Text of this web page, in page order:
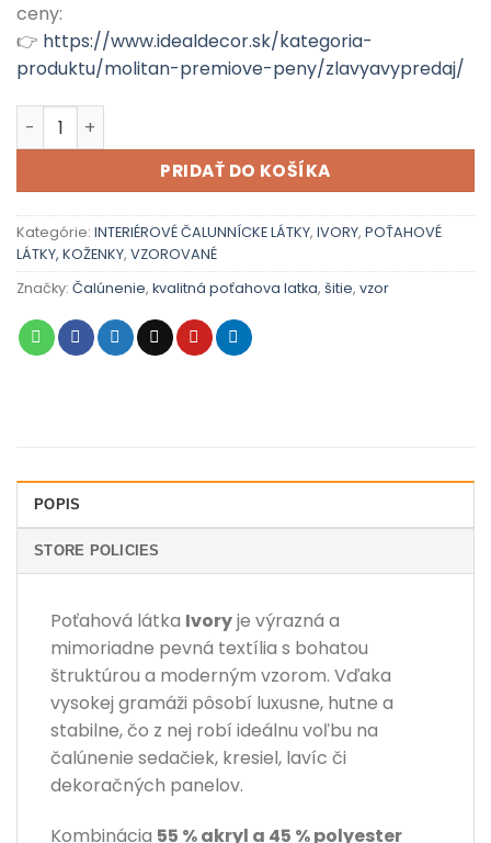
ceny:
👉 https://www.idealdecor.sk/kategoria-
produktu/molitan-premiove-peny/zlavyavypredaj/
množstvo IVORY 60
PRIDAŤ DO KOŠÍKA
Kategórie: INTERIÉROVÉ ČALUNNÍCKE LÁTKY, IVORY, POŤAHOVÉ
LÁTKY, KOŽENKY, VZOROVANÉ
Značky: Čalúnenie, kvalitná poťahova latka, šitie, vzor
POPIS
STORE POLICIES
Poťahová látka Ivoryje výrazná a
mimoriadne pevná textília s bohatou
štruktúrou a moderným vzorom. Vďaka
vysokej gramáži pôsobí luxusne, hutne a
stabilne, čo z nej robí ideálnu voľbu na
čalúnenie sedačiek, kresiel, lavíc či
dekoračných panelov.
Kombinácia 55 % akryl a 45 % polyester